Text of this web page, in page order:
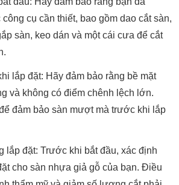
cụ cần thiết, bao gồm dao cắt sàn,
sàn, keo dán và một cái cưa để cắt
lắp đặt: Hãy đảm bảo rằng bề mặt
và không có điểm chênh lệch lớn.
đảm bảo sàn mượt mà trước khi lắp
lắp đặt: Trước khi bắt đầu, xác định
cho sàn nhựa giả gỗ của bạn. Điều